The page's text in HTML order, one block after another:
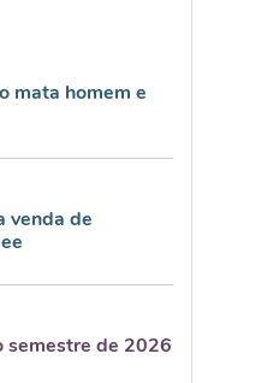
mata homem e
venda de
semestre de 2026